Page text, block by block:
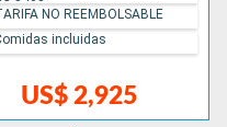
US$ 2,925
NO REEMBOLSABLE
incluidas